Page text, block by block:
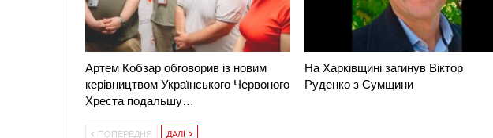
Артем Кобзар обговорив із новим
керівництвом Українського Червоного
Хреста подальшу…
На Харківщині загинув Віктор
Руденко з Сумщини
ПОПЕРЕДНЯ ДАЛІ